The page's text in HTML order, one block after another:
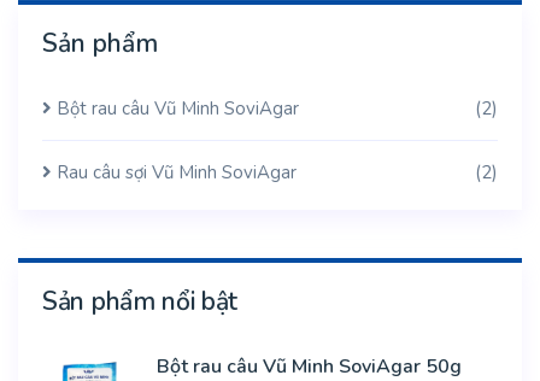
Sản phẩm
Bột rau câu Vũ Minh SoviAgar (2)
Rau câu sợi Vũ Minh SoviAgar (2)
Sản phẩm nổi bật
Bột rau câu Vũ Minh SoviAgar 50g